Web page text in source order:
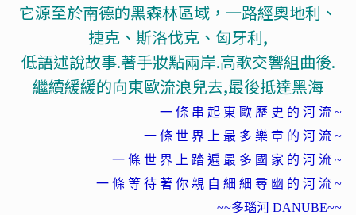
它源至於南德的黑森林區域，一路經奧地利、
捷克、斯洛伐克、匈牙利,
低語述說故事.著手妝點兩岸.高歌交響組曲後.
繼續緩緩的向東歐流浪兒去,最後抵達黑海
一 條 串 起 東 歐 歷 史 的 河 流 ~
一 條 世 界 上 最 多 樂 章 的 河 流 ~
一 條 世 界 上 踏 遍 最 多 國 家 的 河 流 ~
一 條 等 待 著 你 親 自 細 細 尋 幽 的 河 流 ~
~~多瑙河 DANUBE~~